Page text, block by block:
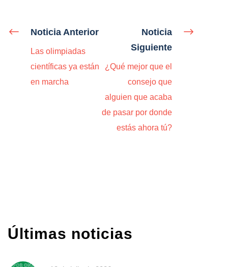
Noticia Anterior
Las olimpiadas
científicas ya están
en marcha
Noticia
Siguiente
¿Qué mejor que el
consejo que
alguien que acaba
de pasar por donde
estás ahora tú?
Últimas noticias